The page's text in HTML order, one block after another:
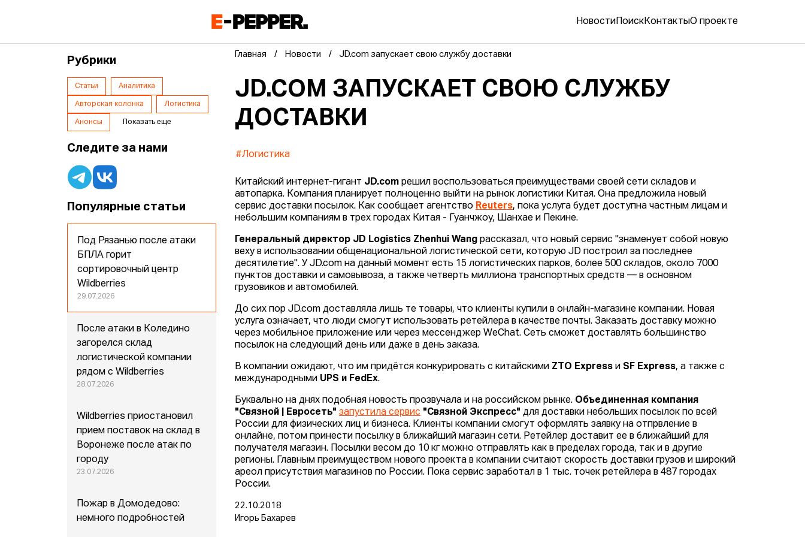
Новости ПоискКонтактыО проекте
Главная Новости JD.com запускает свою службу доставки
JD.COM ЗАПУСКАЕТ СВОЮ СЛУЖБУ
ДОСТАВКИ
#Логистика
Китайский интернет-гигант JD.com решил воспользоваться преимуществами своей сети складов и
автопарка. Компания планирует полноценно выйти на рынок логистики Китая. Она предложила новый
сервис доставки посылок. Как сообщает агентство Reuters, пока услуга будет доступна частным лицам и
небольшим компаниям в трех городах Китая - Гуанчжоу, Шанхае и Пекине.
Генеральный директор JD Logistics Zhenhui Wang рассказал, что новый сервис "знаменует собой новую
веху в использовании общенациональной логистической сети, которую JD построил за последнее
десятилетие". У JD.com на данный момент есть 15 логистических парков, более 500 складов, около 7000
пунктов доставки и самовывоза, а также четверть миллиона транспортных средств — в основном
грузовиков и автомобилей.
До сих пор JD.com доставляла лишь те товары, что клиенты купили в онлайн-магазине компании. Новая
услуга означает, что люди смогут использовать ретейлера в качестве почты. Заказать доставку можно
через мобильное приложение или через мессенджер WeChat. Сеть сможет доставлять большинство
посылок на следующий день или даже в день заказа.
В компании ожидают, что им придётся конкурировать с китайскими ZTO Express и SF Express, а также с
международными UPS и FedEx.
Буквально на днях подобная новость прозвучала и на российском рынке. Объединенная компания
"Связной | Евросеть" запустила сервис "Связной Экспресс" для доставки небольших посылок по всей
России для физических лиц и бизнеса. Клиенты компании смогут оформлять заявку на отпрвление в
онлайне, потом принести посылку в ближайший магазин сети. Ретейлер доставит ее в ближайший для
получателя магазин. Посылки весом до 10 кг можно отправлять как в пределах города, так и в другие
регионы. Главным преимуществом нового проекта в компании считают скорость доставки грузов и широкий
ареол присутствия магазинов по России. Пока сервис заработал в 1 тыс. точек ретейлера в 487 городах
России.
22.10.2018
Игорь Бахарев
Рубрики
Статьи Аналитика
Авторская колонка Логистика
Анонсы Показать еще
Следите за нами
Популярные статьи
Под Рязанью после атаки
БПЛА горит
сортировочный центр
Wildberries
29.07.2026
После атаки в Коледино
загорелся склад
логистической компании
рядом с Wildberries
28.07.2026
Wildberries приостановил
прием поставок на склад в
Воронеже после атак по
городу
23.07.2026
Пожар в Домодедово:
немного подробностей